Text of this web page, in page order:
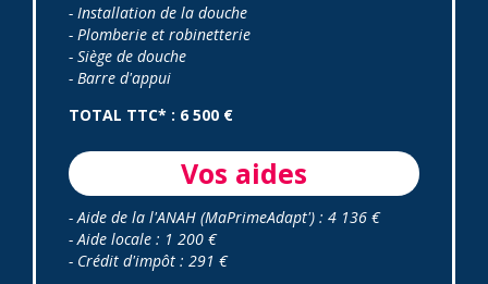
- Installation de la douche
- Plomberie et robinetterie
- Siège de douche
- Barre d'appui
TOTAL TTC* : 6 500 €
Vos aides
- Aide de la l'ANAH (MaPrimeAdapt') : 4 136 €
- Aide locale : 1 200 €
- Crédit d'impôt : 291 €